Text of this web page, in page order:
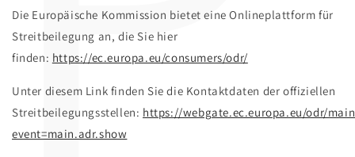
Die Europäische Kommission bietet eine Onlineplattform für
Streitbeilegung an, die Sie hier
finden: https://ec.europa.eu/consumers/odr/
Unter diesem Link finden Sie die Kontaktdaten der offiziellen
Streitbeilegungsstellen: https://webgate.ec.europa.eu/odr/
event=main.adr.show